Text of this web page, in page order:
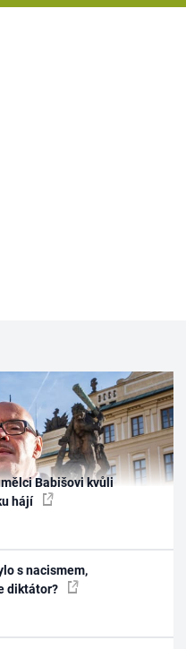
Babišovi kvůli
hájí
s nacismem,
diktátor?